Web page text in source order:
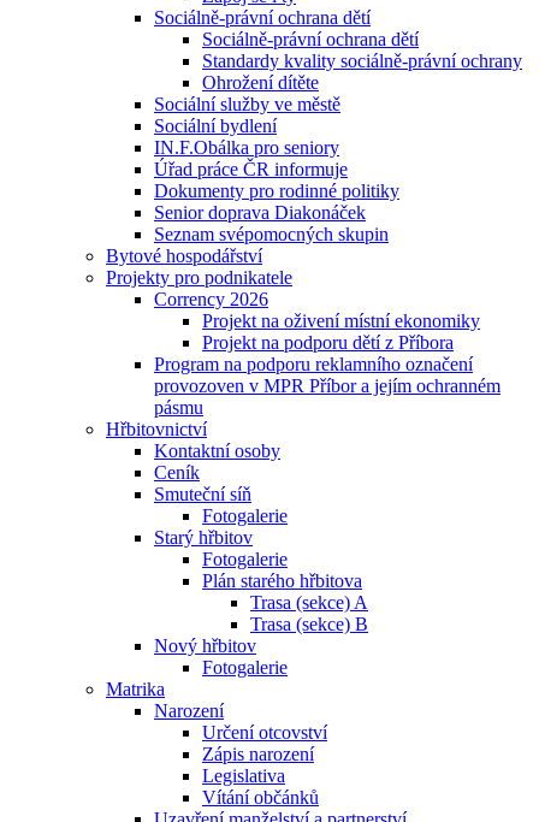
Sociálně-právní ochrana dětí
Sociálně-právní ochrana dětí
Standardy kvality sociálně-právní ochrany
Ohrožení dítěte
Sociální služby ve městě
Sociální bydlení
IN.F.Obálka pro seniory
Úřad práce ČR informuje
Dokumenty pro rodinné politiky
Senior doprava Diakonáček
Seznam svépomocných skupin
Bytové hospodářství
Projekty pro podnikatele
Corrency 2026
Projekt na oživení místní ekonomiky
Projekt na podporu dětí z Příbora
Program na podporu reklamního označení
provozoven v MPR Příbor a jejím ochranném
pásmu
Hřbitovnictví
Kontaktní osoby
Ceník
Smuteční síň
Fotogalerie
Starý hřbitov
Fotogalerie
Plán starého hřbitova
Trasa (sekce) A
Trasa (sekce) B
Nový hřbitov
Fotogalerie
Matrika
Narození
Určení otcovství
Zápis narození
Legislativa
Vítání občánků